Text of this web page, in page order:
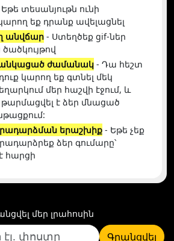
տեսանյութն ունի
եք դրանք ավելացնել
անվճար - Ստեղծեք gif-ներ
ժամանակ - Դա հեշտ
կարող եք գտնել մեկ
մեր հաշվի էջում, և
է ձեր մնացած
երաշխիք - Եթե չեք
ձեր գումարը՝
հարցի
մեր լրահոսին
Գրանցվել